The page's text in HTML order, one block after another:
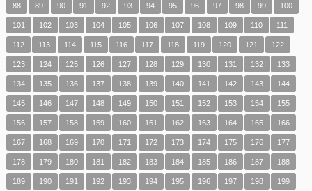
88 89 90 91 92 93 94 95 96 97 98 99 100
101 102 103 104 105 106 107 108 109 110 111
112 113 114 115 116 117 118 119 120 121 122
123 124 125 126 127 128 129 130 131 132 133
134 135 136 137 138 139 140 141 142 143 144
145 146 147 148 149 150 151 152 153 154 155
156 157 158 159 160 161 162 163 164 165 166
167 168 169 170 171 172 173 174 175 176 177
178 179 180 181 182 183 184 185 186 187 188
189 190 191 192 193 194 195 196 197 198 199